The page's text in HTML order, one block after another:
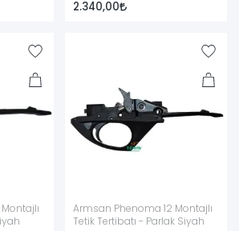
2.340,00
Armsan Phenoma 12 Montajlı
Tetik Tertibatı - Parlak Siyah